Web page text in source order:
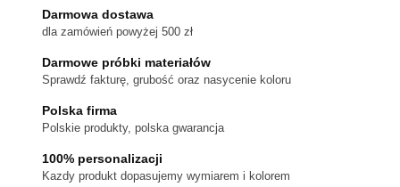
można
wybrać
na
produktu
Darmowa dostawa
dla zamówień powyżej 500 zł
Darmowe próbki materiałów
Sprawdź fakturę, grubość oraz nasycenie koloru
Polska firma
Polskie produkty, polska gwarancja
100% personalizacji
Kazdy produkt dopasujemy wymiarem i kolorem